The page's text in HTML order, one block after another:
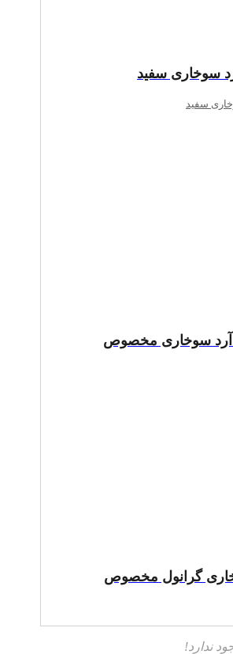
سوخاری سفید
سفید
آرد سوخاری مخصوص
گرانول مخصوص
ندارد!